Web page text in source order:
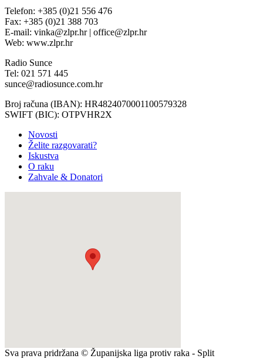
Telefon: +385 (0)21 556 476
Fax: +385 (0)21 388 703
E-mail: vinka@zlpr.hr | office@zlpr.hr
Web: www.zlpr.hr
Radio Sunce
Tel: 021 571 445
sunce@radiosunce.com.hr
Broj računa (IBAN): HR4824070001100579328
SWIFT (BIC): OTPVHR2X
Novosti
Želite razgovarati?
Iskustva
O raku
Zahvale & Donatori
Sva prava pridržana © Županijska liga protiv raka - Split